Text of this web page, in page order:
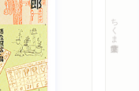
ちくま学芸文庫